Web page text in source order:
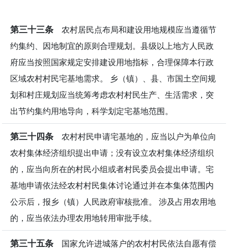
第三十三条 农村居民点布局和建设用地规模应当遵循节
约集约、因地制宜的原则合理规划。县级以上地方人民政
府应当按照国家规定安排建设用地指标，合理保障本行政
区域农村村民宅基地需求。 乡（镇）、县、市国土空间规
划和村庄规划应当统筹考虑农村村民生产、生活需求，突
出节约集约用地导向，科学划定宅基地范围。
第三十四条 农村村民申请宅基地的，应当以户为单位向
农村集体经济组织提出申请；没有设立农村集体经济组织
的，应当向所在的村民小组或者村民委员会提出申请。宅
基地申请依法经农村村民集体讨论通过并在本集体范围内
公示后，报乡（镇）人民政府审核批准。 涉及占用农用地
的，应当依法办理农用地转用审批手续。
第三十五条 国家允许进城落户的农村村民依法自愿有偿